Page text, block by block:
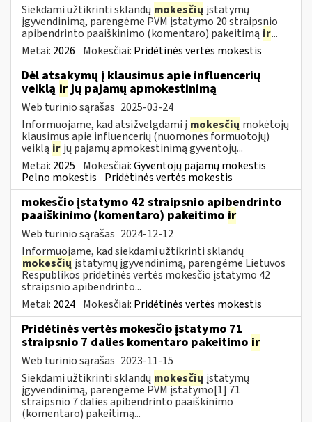
Siekdami užtikrinti sklandų mokesčių įstatymų
įgyvendinimą, parengėme PVM įstatymo 20 straipsnio
apibendrinto paaiškinimo (komentaro) pakeitimą ir...
Metai: 2026 Mokesčiai: Pridėtinės vertės mokestis
Dėl atsakymų į klausimus apie influencerių
veiklą irjų pajamų apmokestinimą
Web turinio sąrašas 2025-03-24
Informuojame, kad atsižvelgdami į mokesčių mokėtojų
klausimus apie influencerių (nuomonės formuotojų)
veiklą ir jų pajamų apmokestinimą gyventojų...
Metai: 2025 Mokesčiai:Gyventojų pajamų mokestis
Pelno mokestis Pridėtinės vertės mokestis
mokesčio įstatymo 42 straipsnio apibendrinto
paaiškinimo (komentaro) pakeitimo ir
Web turinio sąrašas 2024-12-12
Informuojame, kad siekdami užtikrinti sklandų
mokesčių įstatymų įgyvendinimą, parengėme Lietuvos
Respublikos pridėtinės vertės mokesčio įstatymo 42
straipsnio apibendrinto...
Metai: 2024 Mokesčiai: Pridėtinės vertės mokestis
Pridėtinės vertės mokesčio įstatymo 71
straipsnio 7 dalies komentaro pakeitimo ir
Web turinio sąrašas 2023-11-15
Siekdami užtikrinti sklandų mokesčių įstatymų
įgyvendinimą, parengėme PVM įstatymo[1] 71
straipsnio 7 dalies apibendrinto paaiškinimo
(komentaro) pakeitimą...